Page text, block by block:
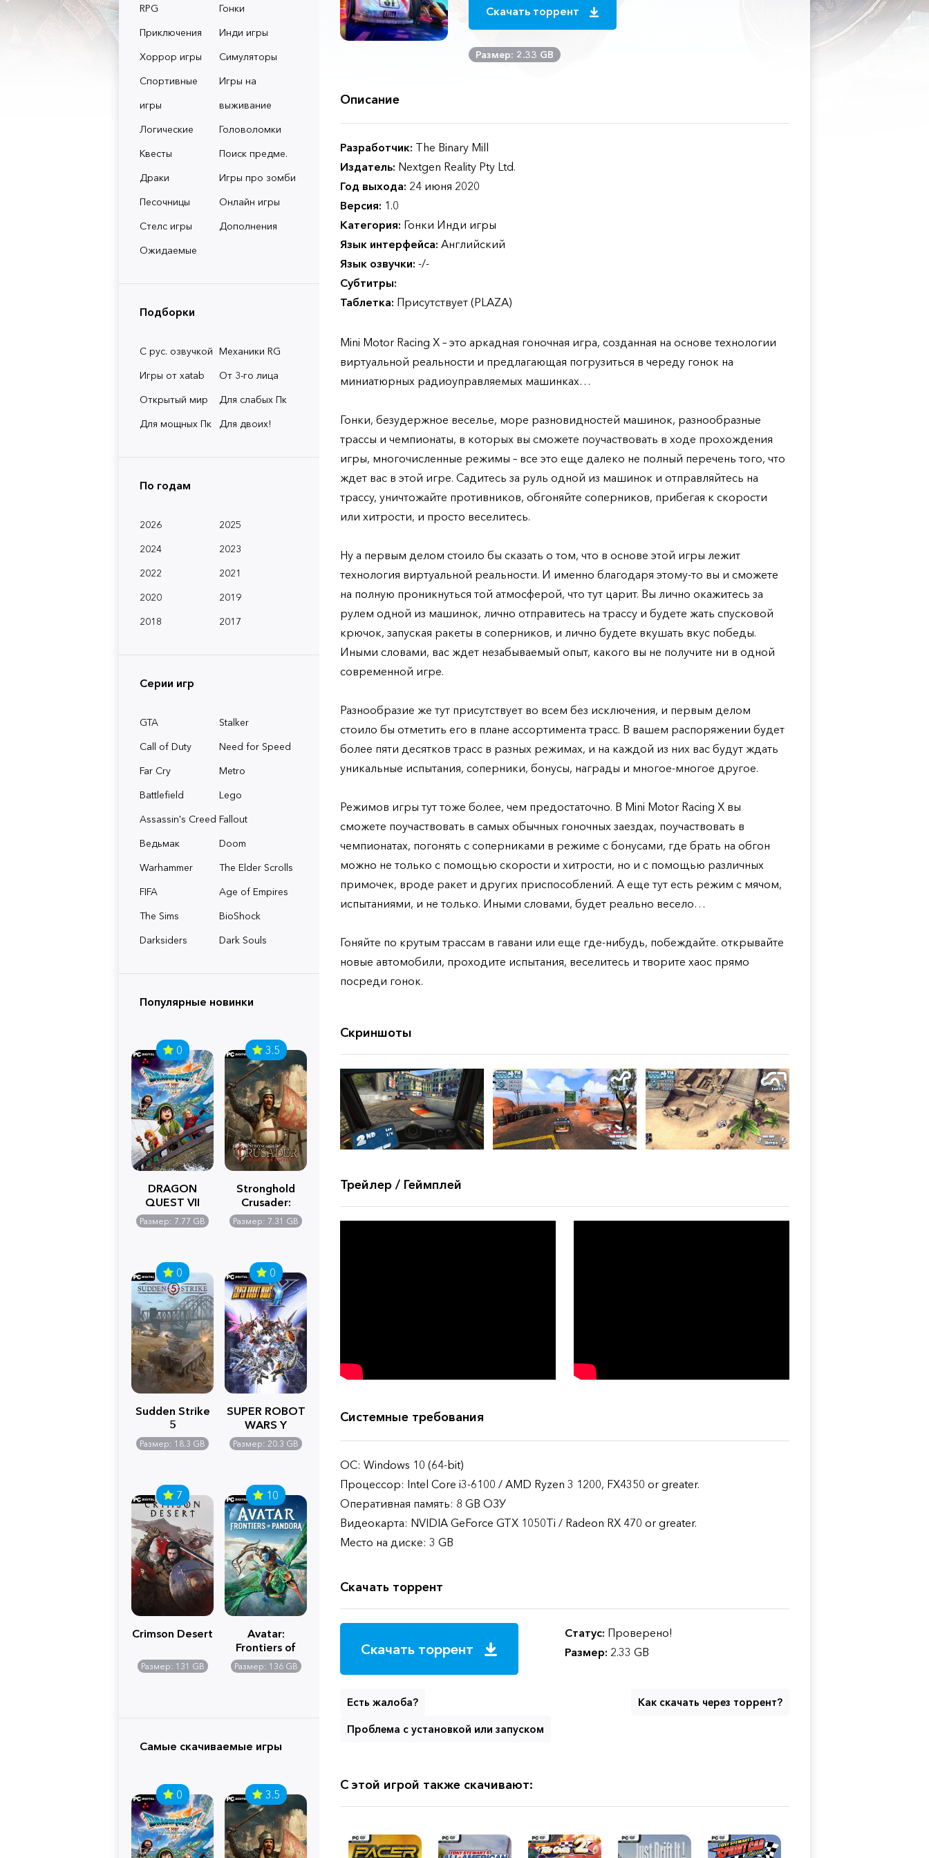
RPG
Гонки
Приключения
Инди игры
Хоррор игры
Симуляторы
Спортивные
игры
Игры на
выживание
Логические
Головоломки
Квесты
Поиск предме.
Драки
Игры про зомби
Песочницы
Онлайн игры
Стелс игры
Дополнения
Ожидаемые
Подборки
С рус. озвучкой Механики RG
Игры от xatab
От 3-го лица
Открытый мир
Для слабых Пк
Для мощных Пк
Для двоих!
По годам
2026
2025
2024
2023
2022
2021
2020
2019
2018
2017
Серии игр
GTA
Stalker
Call of Duty
Need for Speed
Far Cry
Metro
Battlefield
Lego
Assassin's Creed Fallout
Ведьмак
Doom
Warhammer
The Elder Scrolls
FIFA
Age of Empires
The Sims
BioShock
Darksiders
Dark Souls
Популярные новинки
0
DRAGON
QUEST VII
Reimagined
Размер: 7.77 GB
3.5
Stronghold
Crusader:
Definitive
Edition
Размер: 7.31 GB
0
Sudden Strike
5
Размер: 18.3 GB
0
SUPER ROBOT
WARS Y
Размер: 20.3 GB
7
Crimson Desert
Размер: 131 GB
10
Avatar:
Frontiers of
Pandora
Размер: 136 GB
Самые скачиваемые игры
0 3.5
Скачать торрент
Размер: 2.33 GB
Описание
Разработчик: The Binary Mill
Издатель: Nextgen Reality Pty Ltd.
Год выхода: 24 июня 2020
Версия: 1.0
Категория: Гонки Инди игры
Язык интерфейса: Английский
Язык озвучки: -/-
Субтитры:
Таблетка: Присутствует (PLAZA)
Mini Motor Racing X – это аркадная гоночная игра, созданная на основе технологии
виртуальной реальности и предлагающая погрузиться в череду гонок на
миниатюрных радиоуправляемых машинках…
Гонки, безудержное веселье, море разновидностей машинок, разнообразные
трассы и чемпионаты, в которых вы сможете поучаствовать в ходе прохождения
игры, многочисленные режимы – все это еще далеко не полный перечень того, что
ждет вас в этой игре. Садитесь за руль одной из машинок и отправляйтесь на
трассу, уничтожайте противников, обгоняйте соперников, прибегая к скорости
или хитрости, и просто веселитесь.
Ну а первым делом стоило бы сказать о том, что в основе этой игры лежит
технология виртуальной реальности. И именно благодаря этому-то вы и сможете
на полную проникнуться той атмосферой, что тут царит. Вы лично окажитесь за
рулем одной из машинок, лично отправитесь на трассу и будете жать спусковой
крючок, запуская ракеты в соперников, и лично будете вкушать вкус победы.
Иными словами, вас ждет незабываемый опыт, какого вы не получите ни в одной
современной игре.
Разнообразие же тут присутствует во всем без исключения, и первым делом
стоило бы отметить его в плане ассортимента трасс. В вашем распоряжении будет
более пяти десятков трасс в разных режимах, и на каждой из них вас будут ждать
уникальные испытания, соперники, бонусы, награды и многое-многое другое.
Режимов игры тут тоже более, чем предостаточно. В Mini Motor Racing X вы
сможете поучаствовать в самых обычных гоночных заездах, поучаствовать в
чемпионатах, погонять с соперниками в режиме с бонусами, где брать на обгон
можно не только с помощью скорости и хитрости, но и с помощью различных
примочек, вроде ракет и других приспособлений. А еще тут есть режим с мячом,
испытаниями, и не только. Иными словами, будет реально весело…
Гоняйте по крутым трассам в гавани или еще где-нибудь, побеждайте. открывайте
новые автомобили, проходите испытания, веселитесь и творите хаос прямо
посреди гонок.
Скриншоты
Трейлер / Геймплей
Системные требования
ОС: Windows 10 (64-bit)
Процессор: Intel Core i3-6100 / AMD Ryzen 3 1200, FX4350 or greater.
Оперативная память: 8 GB ОЗУ
Видеокарта: NVIDIA GeForce GTX 1050Ti / Radeon RX 470 or greater.
Место на диске: 3 GB
Скачать торрент
Скачать торрент
Статус: Проверено!
Размер: 2.33 GB
Есть жалоба? Как скачать через торрент?
Проблема с установкой или запуском
С этой игрой также скачивают: